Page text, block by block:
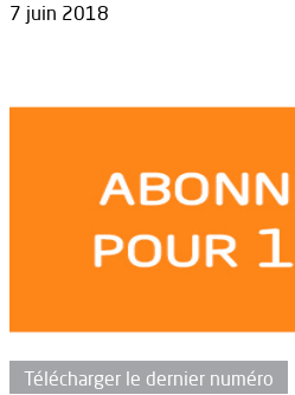
7 juin 2018
Télécharger le dernier numéro